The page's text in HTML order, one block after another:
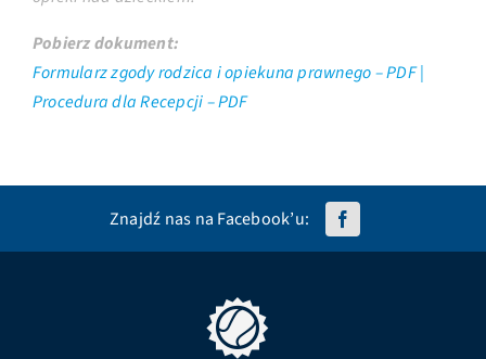
Pobierz dokument:
Formularz zgody rodzica i opiekuna prawnego – PDF |
Procedura dla Recepcji – PDF
Znajdź nas na Facebook’u: